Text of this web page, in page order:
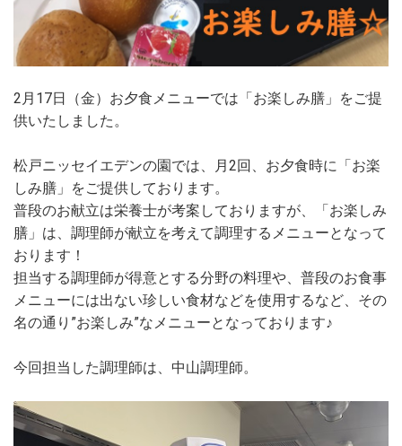
2月17日（金）お夕食メニューでは「お楽しみ膳」をご提
供いたしました。
松戸ニッセイエデンの園では、月2回、お夕食時に「お楽
しみ膳」をご提供しております。
普段のお献立は栄養士が考案しておりますが、「お楽しみ
膳」は、調理師が献立を考えて調理するメニューとなって
おります！
担当する調理師が得意とする分野の料理や、普段のお食事
メニューには出ない珍しい食材などを使用するなど、その
名の通り”お楽しみ”なメニューとなっております♪
今回担当した調理師は、中山調理師。